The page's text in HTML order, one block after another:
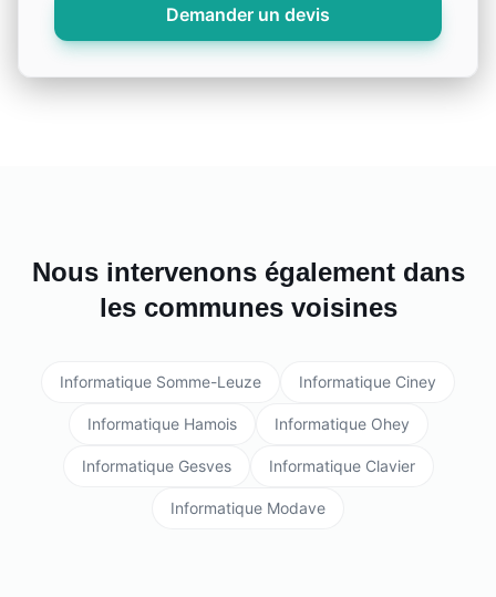
Demander un devis
Nous intervenons également dans
les communes voisines
Informatique Somme-Leuze Informatique Ciney
Informatique Hamois Informatique Ohey
Informatique Gesves Informatique Clavier
Informatique Modave